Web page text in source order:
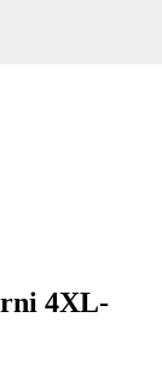
4XL-